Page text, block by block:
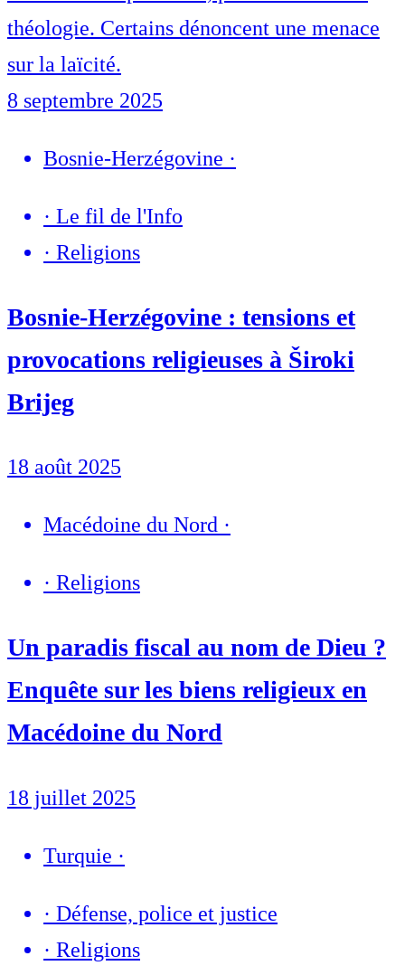
théologie. Certains dénoncent une menace
sur la laïcité.
8 septembre 2025
Bosnie-Herzégovine ·
· Le fil de l'Info
· Religions
Bosnie-Herzégovine : tensions et
provocations religieuses à Široki
Brijeg
18 août 2025
Macédoine du Nord ·
· Religions
Un paradis fiscal au nom de Dieu ?
Enquête sur les biens religieux en
Macédoine du Nord
18 juillet 2025
Turquie ·
· Défense, police et justice
· Religions